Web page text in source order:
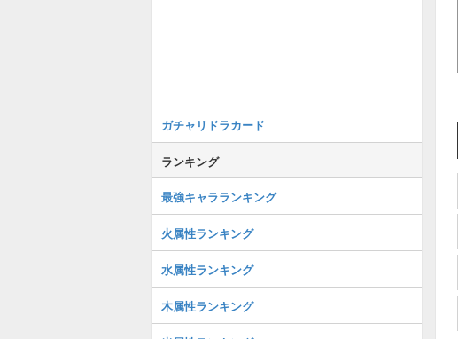
ガチャリドラカード
ランキング
最強キャラランキング
火属性ランキング
水属性ランキング
木属性ランキング